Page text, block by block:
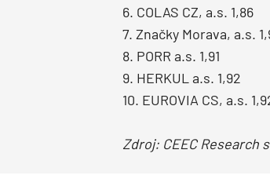
6. COLAS CZ, a.s. 1,86
7. Značky Morava, a.s.
8. PORR a.s. 1,91
9. HERKUL a.s. 1,92
10. EUROVIA CS, a.s.
Zdroj: CEEC Research